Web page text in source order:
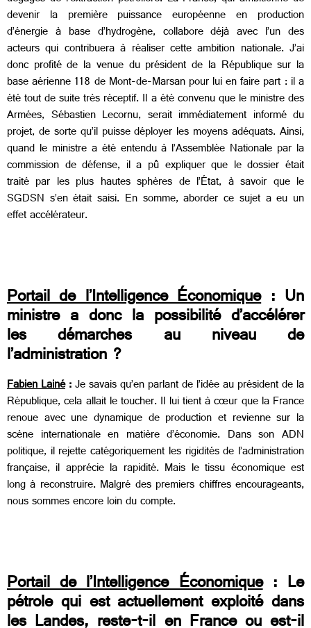
devenir la première puissance européenne en production
d’énergie à base d’hydrogène, collabore déjà avec l’un des
acteurs qui contribuera à réaliser cette ambition nationale. J’ai
donc profité de la venue du président de la République sur la
base aérienne 118 de Mont-de-Marsan pour lui en faire part : il a
été tout de suite très réceptif. Il a été convenu que le ministre des
Armées, Sébastien Lecornu, serait immédiatement informé du
projet, de sorte qu’il puisse déployer les moyens adéquats. Ainsi,
quand le ministre a été entendu à l’Assemblée Nationale par la
commission de défense, il a pû expliquer que le dossier était
traité par les plus hautes sphères de l’État, à savoir que le
SGDSN s’en était saisi. En somme, aborder ce sujet a eu un
effet accélérateur.
Portail de l’Intelligence Économique: Un
ministre a donc la possibilité d’accélérer
les démarches au niveau de
l’administration ?
Fabien Lainé:Je savais qu’en parlant de l’idée au président de la
République, cela allait le toucher. Il lui tient à cœur que la France
renoue avec une dynamique de production et revienne sur la
scène internationale en matière d’économie. Dans son ADN
politique, il rejette catégoriquement les rigidités de l’administration
française, il apprécie la rapidité. Mais le tissu économique est
long à reconstruire. Malgré des premiers chiffres encourageants,
nous sommes encore loin du compte.
Portail de l’Intelligence Économique: Le
pétrole qui est actuellement exploité dans